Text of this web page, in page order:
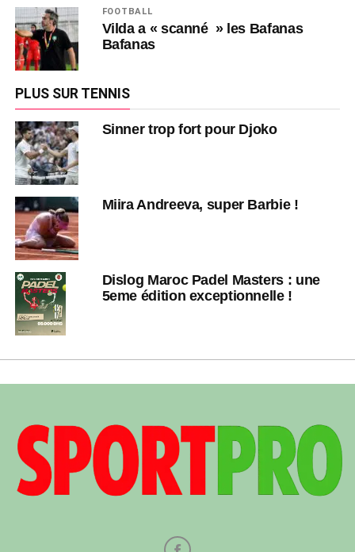
FOOTBALL
Vilda a « scanné » les Bafanas
Bafanas
PLUS SUR TENNIS
Sinner trop fort pour Djoko
Miira Andreeva, super Barbie !
Dislog Maroc Padel Masters : une
5eme édition exceptionnelle !